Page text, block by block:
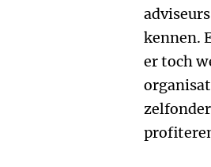
kennen.
er toch